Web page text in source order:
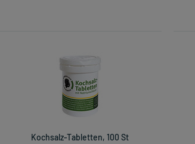
Kochsalz-Tabletten, 100 St